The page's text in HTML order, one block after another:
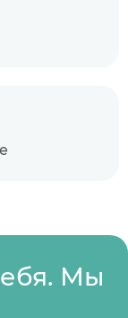
Мы